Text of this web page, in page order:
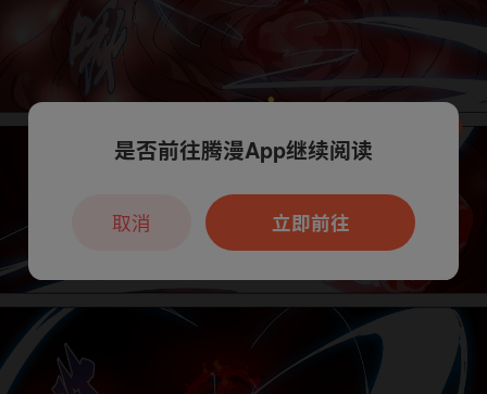
本章节仅支持App阅读，可打开App新用
户7天免费看
是否前往腾漫App继续阅读
立即前往
取消